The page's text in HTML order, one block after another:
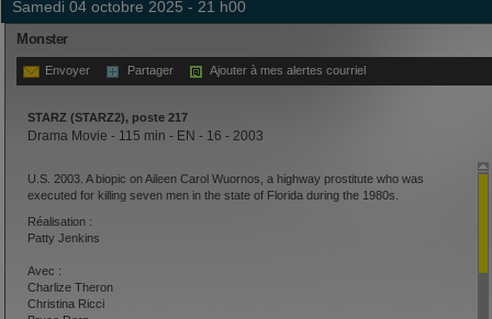
samedi 04 octobre 2025 - 21 h00
Monster
Envoyer Partager Ajouter à mes alertes courriel
STARZ (STARZ2), poste 217
Drama Movie - 115 min - EN - 16 - 2003
U.S. 2003. A biopic on Aileen Carol Wuornos, a highway prostitute who was
executed for killing seven men in the state of Florida during the 1980s.
Réalisation :
Patty Jenkins
Avec :
Charlize Theron
Christina Ricci